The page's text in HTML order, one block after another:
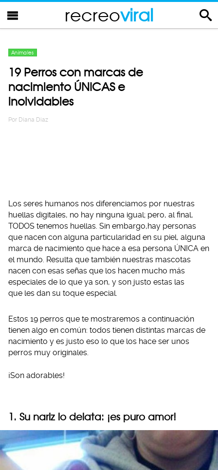
recreoviral
Animales
19 Perros con marcas de
nacimiento ÚNICAS e
inolvidables
Por Diana Diaz
Los seres humanos nos diferenciamos por nuestras
huellas digitales, no hay ninguna igual; pero, al final,
TODOS tenemos huellas. Sin embargo,hay personas
que nacen con alguna particularidad en su piel, alguna
marca de nacimiento que hace a esa persona ÚNICA en
el mundo. Resulta que también nuestras mascotas
nacen con esas señas que los hacen mucho más
especiales de lo que ya son, y son justo estas las
que les dan su toque especial.
Estos 19 perros que te mostraremos a continuación
tienen algo en común: todos tienen distintas marcas de
nacimiento y es justo eso lo que los hace ser unos
perros muy originales.
¡Son adorables!
1. Su nariz lo delata: ¡es puro amor!